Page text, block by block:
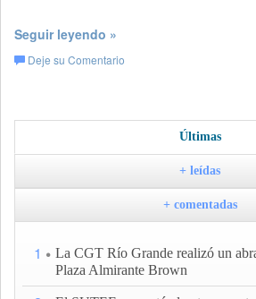
Seguir leyendo »
Deje su Comentario
Últimas
+ leídas
+ comentadas
1
La CGT Río Grande realizó un
Plaza Almirante Brown